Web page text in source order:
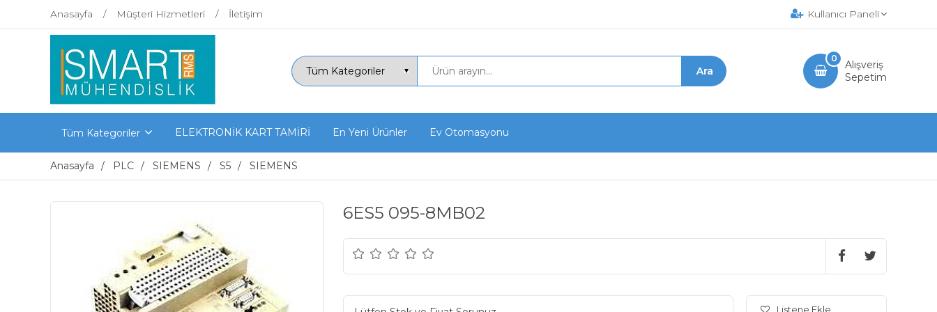
Anasayfa Müşteri Hizmetleri İletişim Kullanıcı Paneli
Alışveriş
Sepetim
0
Tüm Kategoriler ELEKTRONİK KART TAMİRİ En Yeni Ürünler Ev Otomasyonu
Anasayfa PLC SIEMENS S5 SIEMENS
6ES5 095-8MB02
Listene Ekle